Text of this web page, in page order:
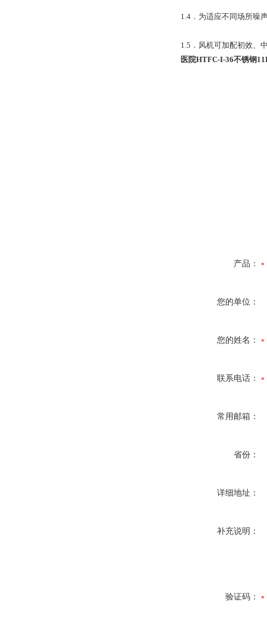
1.4．为适应不同场所噪
1.5．风机可加配初效、
医院HTFC-I-36不锈钢
产品：
您的单位：
您的姓名：
联系电话：
常用邮箱：
省份：
详细地址：
补充说明：
验证码：